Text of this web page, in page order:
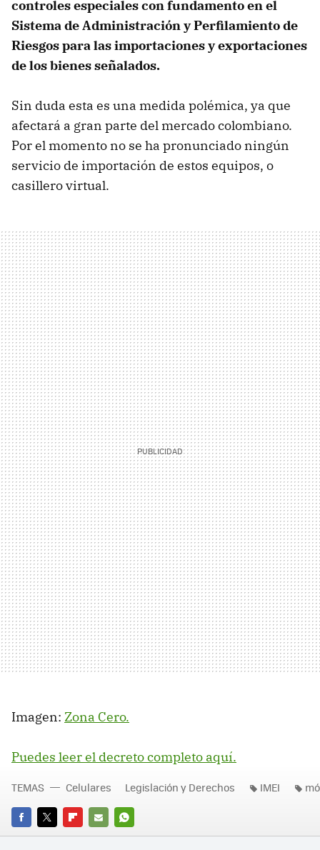
controles especiales con fundamento en el
Sistema de Administración y Perfilamiento de
Riesgos para las importaciones y exportaciones
de los bienes señalados.
Sin duda esta es una medida polémica, ya que
afectará a gran parte del mercado colombiano.
Por el momento no se ha pronunciado ningún
servicio de importación de estos equipos, o
casillero virtual.
Imagen: Zona Cero.
Puedes leer el decreto completo aquí.
FACEBOOK
TWITTERFLIPBOARD
E-
WHATSAPP
TEMAS Celulares Legislación y Derechos IMEI